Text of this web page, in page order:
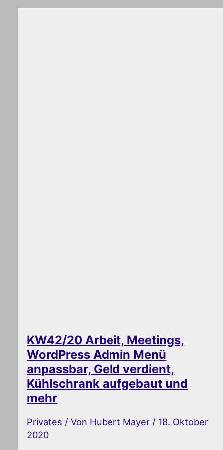
KW42/20 Arbeit, Meetings,
WordPress Admin Menü
anpassbar, Geld verdient,
Kühlschrank aufgebaut und
mehr
Privates / Von Hubert Mayer / 18. Oktober
2020